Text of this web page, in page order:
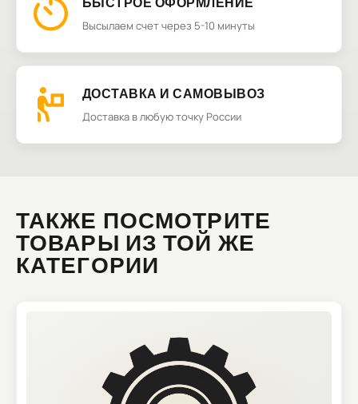
Высылаем счет через 5-10 минуты
ДОСТАВКА И САМОВЫВОЗ
Доставка в любую точку России
ТАКЖЕ ПОСМОТРИТЕ
ТОВАРЫ ИЗ ТОЙ ЖЕ
КАТЕГОРИИ